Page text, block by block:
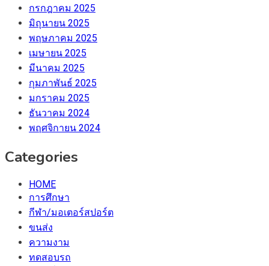
กรกฎาคม 2025
มิถุนายน 2025
พฤษภาคม 2025
เมษายน 2025
มีนาคม 2025
กุมภาพันธ์ 2025
มกราคม 2025
ธันวาคม 2024
พฤศจิกายน 2024
Categories
HOME
การศึกษา
กีฬา/มอเตอร์สปอร์ต
ขนส่ง
ความงาม
ทดสอบรถ